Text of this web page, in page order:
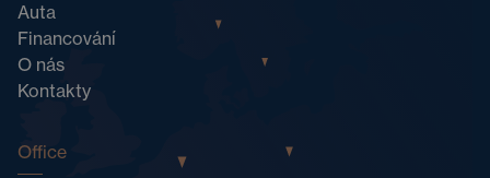
Auta
Financování
O nás
Kontakty
Office